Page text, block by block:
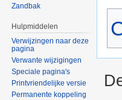
Zandbak
Hulpmiddelen
Verwijzingen naar deze
pagina
Verwante wijzigingen
Speciale pagina's
Printvriendelijke versie
Permanente koppeling